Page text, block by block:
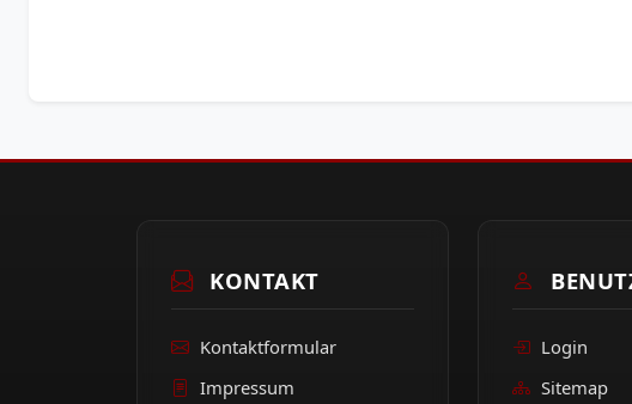
KONTAKT
Kontaktformular
Impressum
Login
Sitemap